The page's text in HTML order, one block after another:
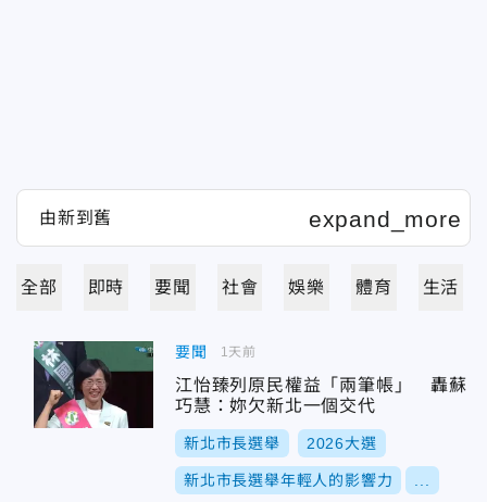
全部 即時 要聞 社會 娛樂 體育 生活
要聞
江怡臻列原民權益「兩筆帳」 轟蘇
巧慧：妳欠新北一個交代
新北市長選舉 2026大選
新北市長選舉年輕人的影響力
1天前